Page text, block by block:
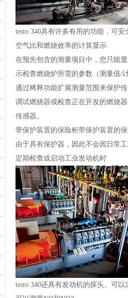
testo 340具有许多有用的功能，可
空气比和燃烧效率的计算显示
在预先包含的测量项目中，您只能
示检查燃烧炉所需的参数（测量值/
通过稀释功能扩展测量范围来保护
调试燃烧器或检查正在开发的燃烧
传感器。
带保护装置的保险柜带保护装置的
由于具有保护器，因此不会因日常
定期检查或启动工业发动机时
testo 340还具有发动机的探头。可